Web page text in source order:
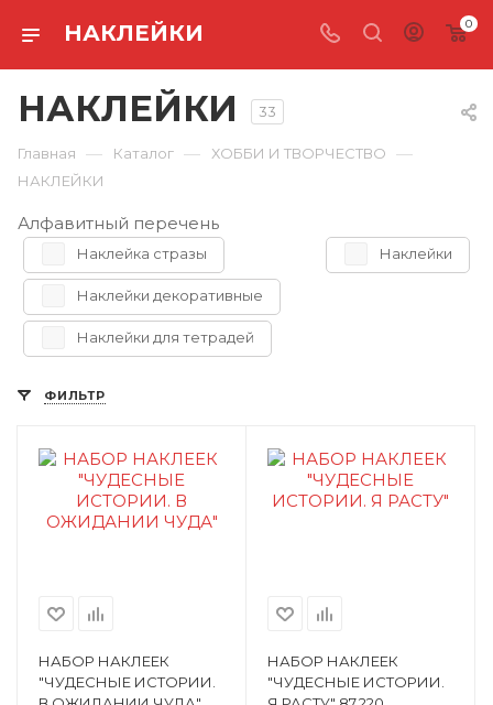
НАКЛЕЙКИ 0
НАКЛЕЙКИ 33
Главная — Каталог — ХОББИ И ТВОРЧЕСТВО —
НАКЛЕЙКИ
Алфавитный перечень
Наклейка стразы Наклейки
Наклейки декоративные
Наклейки для тетрадей
ФИЛЬТР
НАБОР НАКЛЕЕК
"ЧУДЕСНЫЕ ИСТОРИИ.
НАБОР НАКЛЕЕК
"ЧУДЕСНЫЕ ИСТОРИИ.